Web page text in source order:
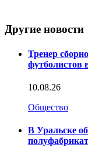
Другие новости
Тренер
футболистов
10.08.26
Общество
В Уральске